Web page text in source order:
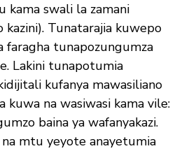
kama swali la zamani
kazini). Tunatarajia kuwepo
faragha tunapozungumza
Lakini tunapotumia
kufanya mawasiliano
kuwa na wasiwasi kama vile:
baina ya wafanyakazi.
mtu yeyote anayetumia